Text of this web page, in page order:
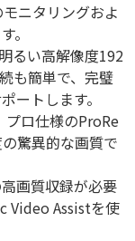
ニタリングおよ
。
るい高解像度192
も簡単で、完璧
ートします。
プロ仕様のProRe
驚異的な画質で
画質収録が必要
Video Assistを使